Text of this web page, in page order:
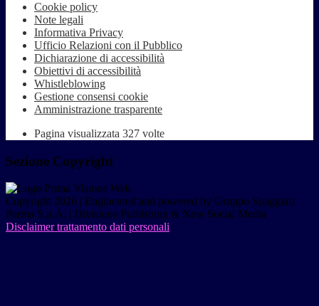
Cookie policy
Note legali
Informativa Privacy
Ufficio Relazioni con il Pubblico
Dichiarazione di accessibilità
Obiettivi di accessibilità
Whistleblowing
Gestione consensi cookie
Amministrazione trasparente
Pagina visualizzata 327 volte
Sezione Copyright
Copyright 2026 | Engineered and powered by Gruppo Spaggiari
Parma S.p.A. | Divisione Publishing & New Social Media
Disclaimer trattamento dati personali